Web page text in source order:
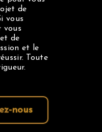
de
vous
vous
de
et le
Toute
nous